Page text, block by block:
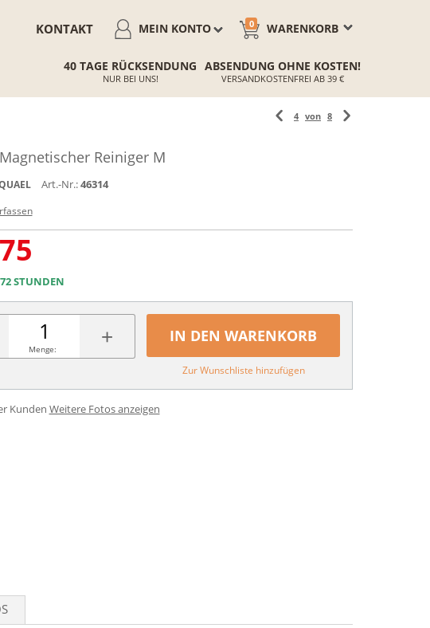
WARENKORB
0
MEIN KONTO
KONTAKT
40 TAGE RÜCKSENDUNG
NUR BEI UNS!
ABSENDUNG OHNE KOSTEN!
VERSANDKOSTENFREI AB 39 €
4 von 8
Reiniger M
Art.-Nr.:46314
STUNDEN
+
Menge:
IN DEN WARENKORB
Zur Wunschliste hinzufügen
Kunden Weitere Fotos anzeigen